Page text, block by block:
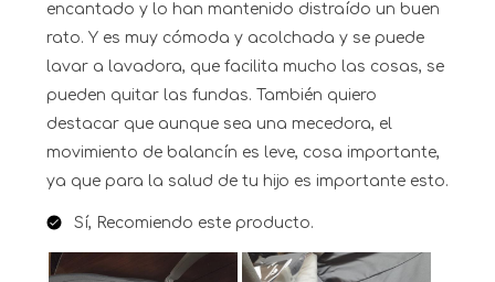
encantado y lo han mantenido distraído un buen
rato. Y es muy cómoda y acolchada y se puede
lavar a lavadora, que facilita mucho las cosas, se
pueden quitar las fundas. También quiero
destacar que aunque sea una mecedora, el
movimiento de balancín es leve, cosa importante,
ya que para la salud de tu hijo es importante esto.
Sí, Recomiendo este producto.